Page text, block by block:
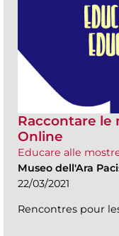
Raccontare le
Online
Educare alle
Museo dell'Ara
22/03/2021
Rencontres pour